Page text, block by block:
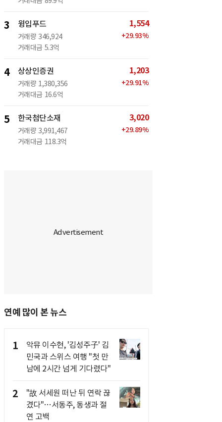
3 윙입푸드
거래량 346,924
거래대금 5.3억
1,554
+29.93%
4 상상인증권
거래량 1,380,356
거래대금 16.6억
1,203
+29.91%
5 한국첨단소재
거래량 3,991,467
거래대금 118.3억
3,020
+29.89%
연예 많이 본 뉴스
1
악뮤 이수현, '김성주子' 김
민국과 스위스 여행 "첫 만
남에 2시간 넘게 기다렸다"
2
"故 서세원 떠난 뒤 연락 끊
겼다"…서동주, 동생과 절
연 고백